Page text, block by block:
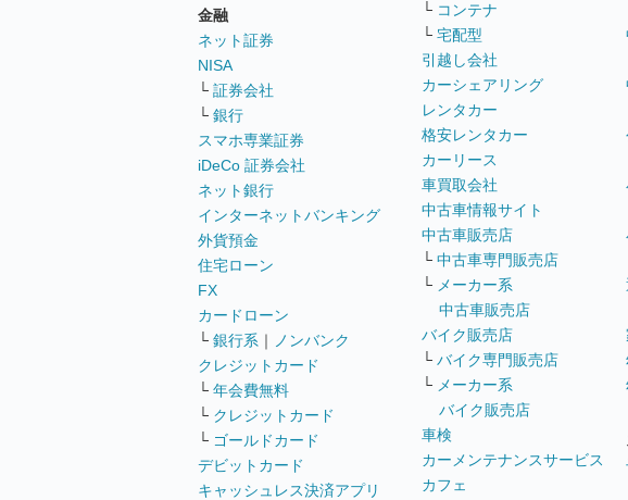
金融
ネット証券
NISA
└ 証券会社
└ 銀行
スマホ専業証券
iDeCo 証券会社
ネット銀行
インターネットバンキング
外貨預金
住宅ローン
FX
カードローン
└ 銀行系 ｜
ノンバンク
クレジットカード
└ 年会費無料
└ クレジットカード
└ ゴールドカード
デビットカード
キャッシュレス決済アプリ
└ コンテナ
└ 宅配型
引越し会社
カーシェアリング
レンタカー
格安レンタカー
カーリース
車買取会社
中古車情報サイト
中古車販売店
└ 中古車専門販売店
└ メーカー系
中古車販売店
バイク販売店
└ バイク専門販売店
└ メーカー系
バイク販売店
車検
カーメンテナンスサービス
カフェ